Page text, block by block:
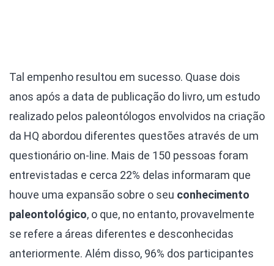
Tal empenho resultou em sucesso. Quase dois
anos após a data de publicação do livro, um estudo
realizado pelos paleontólogos envolvidos na criação
da HQ abordou diferentes questões através de um
questionário on-line. Mais de 150 pessoas foram
entrevistadas e cerca 22% delas informaram que
houve uma expansão sobre o seu conhecimento
paleontológico, o que, no entanto, provavelmente
se refere a áreas diferentes e desconhecidas
anteriormente. Além disso, 96% dos participantes